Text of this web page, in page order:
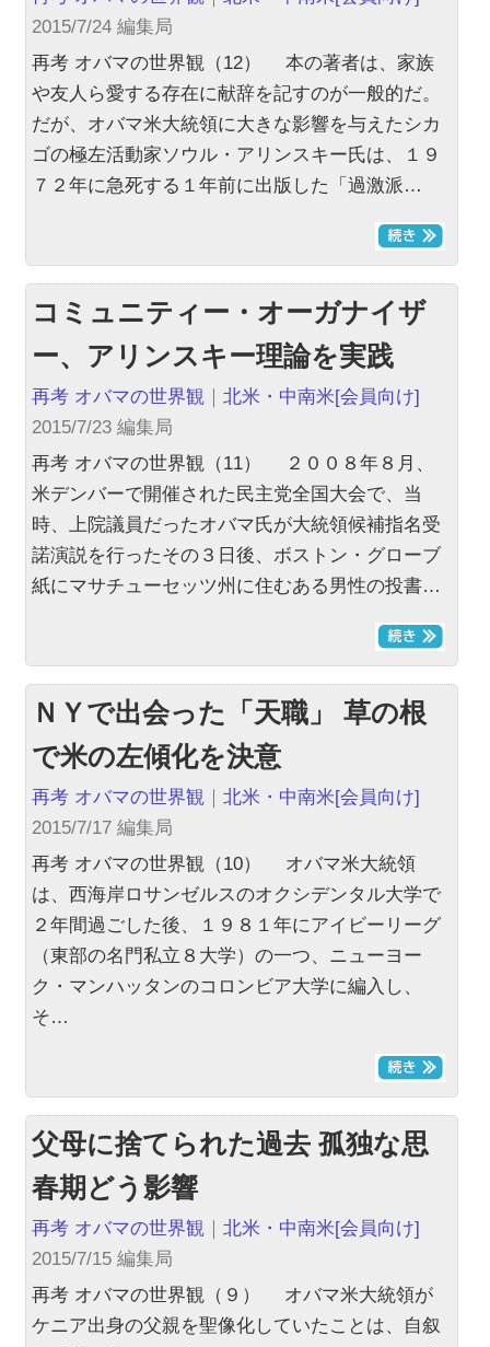
2015/7/24 編集局
再考 オバマの世界観（12） 本の著者は、家族
や友人ら愛する存在に献辞を記すのが一般的だ。
だが、オバマ米大統領に大きな影響を与えたシカ
ゴの極左活動家ソウル・アリンスキー氏は、１９
７２年に急死する１年前に出版した「過激派…
コミュニティー・オーガナイザ
ー、アリンスキー理論を実践
再考 オバマの世界観 ｜北米・中南米[会員向け]
2015/7/23 編集局
再考 オバマの世界観（11） ２００８年８月、
米デンバーで開催された民主党全国大会で、当
時、上院議員だったオバマ氏が大統領候補指名受
諾演説を行ったその３日後、ボストン・グローブ
紙にマサチューセッツ州に住むある男性の投書…
ＮＹで出会った「天職」 草の根
で米の左傾化を決意
再考 オバマの世界観 ｜北米・中南米[会員向け]
2015/7/17 編集局
再考 オバマの世界観（10） オバマ米大統領
は、西海岸ロサンゼルスのオクシデンタル大学で
２年間過ごした後、１９８１年にアイビーリーグ
（東部の名門私立８大学）の一つ、ニューヨー
ク・マンハッタンのコロンビア大学に編入し、
そ…
父母に捨てられた過去 孤独な思
春期どう影響
再考 オバマの世界観 ｜北米・中南米[会員向け]
2015/7/15 編集局
再考 オバマの世界観（９） オバマ米大統領が
ケニア出身の父親を聖像化していたことは、自叙